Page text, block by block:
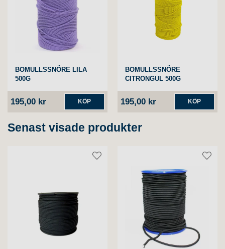
BOMULLSSNÖRE LILA
500G
195,00 kr KÖP
BOMULLSSNÖRE
CITRONGUL 500G
195,00 kr KÖP
Senast visade produkter